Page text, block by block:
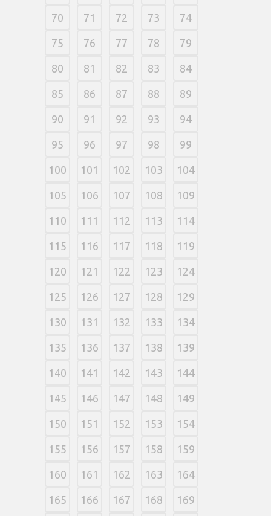
70 71 72 73 74
75 76 77 78 79
80 81 82 83 84
85 86 87 88 89
90 91 92 93 94
95 96 97 98 99
100 101 102 103 104
105 106 107 108 109
110 111 112 113 114
115 116 117 118 119
120 121 122 123 124
125 126 127 128 129
130 131 132 133 134
135 136 137 138 139
140 141 142 143 144
145 146 147 148 149
150 151 152 153 154
155 156 157 158 159
160 161 162 163 164
165 166 167 168 169